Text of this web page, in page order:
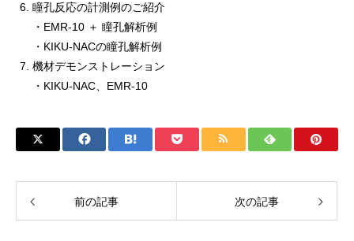
瞳孔反応の計測例のご紹介
・EMR-10 ＋ 瞳孔解析例
・KIKU-NACの瞳孔解析例
機材デモンストレーション
・KIKU-NAC、EMR-10
前の記事 次の記事